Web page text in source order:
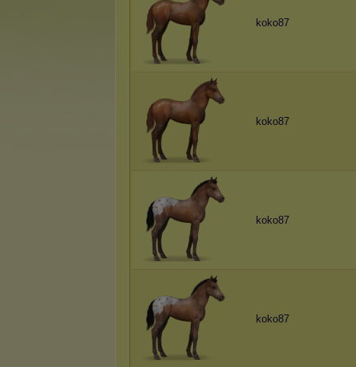
koko87
koko87
koko87
koko87